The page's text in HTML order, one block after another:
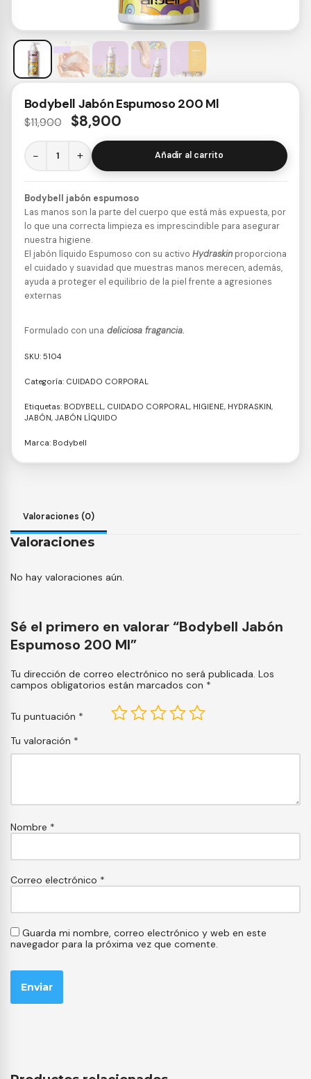
Bodybell Jabón Espumoso 200 Ml
$11,900 $8,900
− + Añadir al carrito
Bodybell jabón espumoso
Las manos son la parte del cuerpo que está más expuesta, por
lo que una correcta limpieza es imprescindible para asegurar
nuestra higiene.
El jabón líquido Espumoso con su activo Hydraskinproporciona
el cuidado y suavidad que muestras manos merecen, además,
ayuda a proteger el equilibrio de la piel frente a agresiones
externas
Formulado con una deliciosa fragancia.
SKU: 5104
Categoría: CUIDADO CORPORAL
Etiquetas: BODYBELL, CUIDADO CORPORAL, HIGIENE, HYDRASKIN,
JABÓN, JABÓN LÍQUIDO
Marca: Bodybell
Valoraciones (0)
Valoraciones
No hay valoraciones aún.
Sé el primero en valorar “Bodybell Jabón
Espumoso 200 Ml”
Tu dirección de correo electrónico no será publicada. Los
campos obligatorios están marcados con *
Tu puntuación *
Tu valoración *
Nombre *
Correo electrónico *
Guarda mi nombre, correo electrónico y web en este
navegador para la próxima vez que comente.